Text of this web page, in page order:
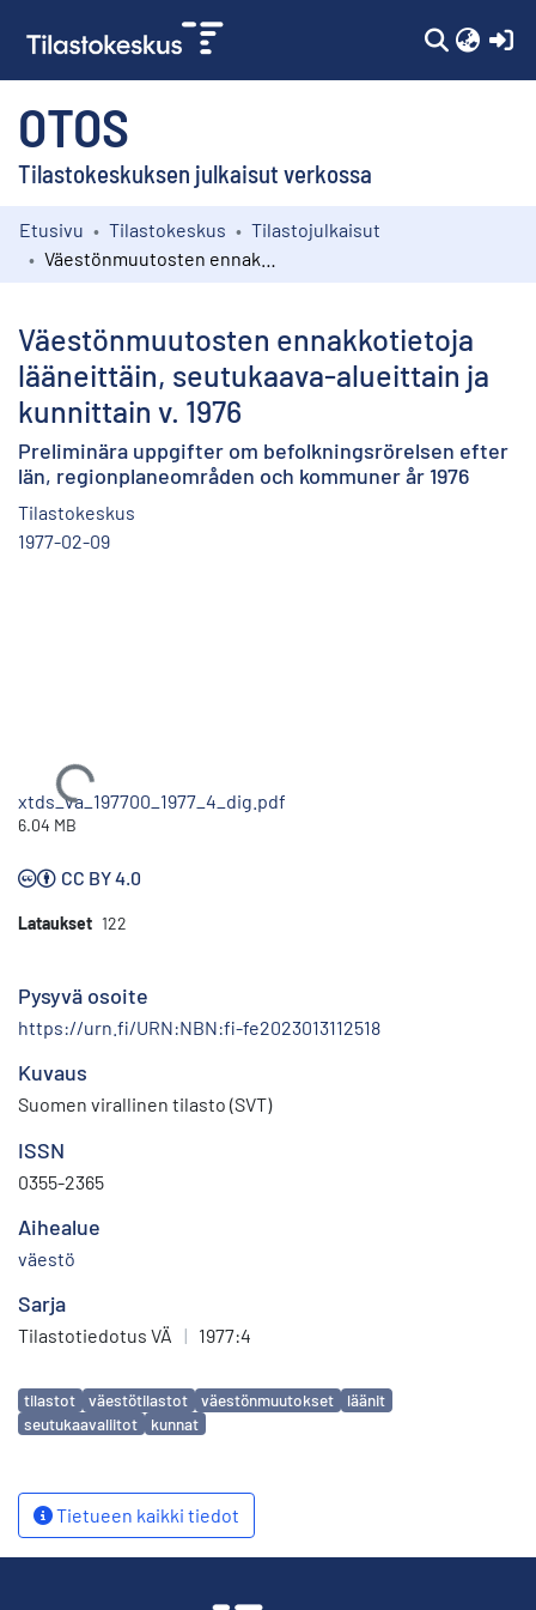
OTOS
Tilastokeskuksen julkaisut verkossa
Kokoelmat
Etusivu Tilastokeskus
Tilastojulkaisut
Väestönmuutosten ennakkotietoja
lääneittäin, seutukaava-alueittain ja
kunnittain v. 1976
Preliminära uppgifter om befolkningsrörelsen efter
län, regionplaneområden och kommuner år 1976
Tilastokeskus
1977-02-09
Ladataan...
xtds_va_197700_1977_4_dig.pdf
6.04 MB
CC BY 4.0
Lataukset 122
Pysyvä osoite
https://urn.fi/URN:NBN:fi-fe2023013112518
Kuvaus
Suomen virallinen tilasto (SVT)
ISSN
0355-2365
Aihealue
väestö
Sarja
Tilastotiedotus VÄ | 1977:4
Avainsanat
tilastot väestötilastot väestönmuutokset
läänit
seutukaavaliitot
kunnat
Tietueen kaikki tiedot